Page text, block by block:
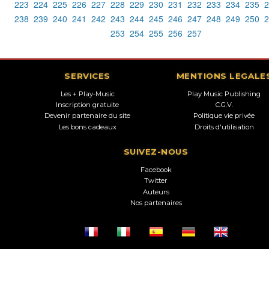
223 224 225 226 227 228 229 230 231 232 233 234 235
238 239 240 241 242 243 244 245 246 247 248 249 250
253 254 255 256 257
SERVICES
Les + Play-Music
Inscription gratuite
Devenir partenaire du site
Les bons cadeaux
MENTIONS
Play Music Publishing
C.G.V.
Politique vie privée
Droits d'utilisation
SUIVEZ-NOUS
Facebook
Twitter
Auteurs
Nos partenaires